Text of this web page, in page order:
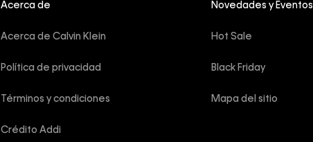
Acerca de
Acerca de Calvin Klein
Política de privacidad
Términos y condiciones
Crédito Addi
Novedades y Eventos
Hot Sale
Black Friday
Mapa del sitio